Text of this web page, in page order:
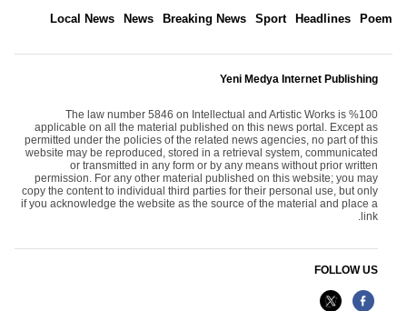
Poem
Headlines
Sport
Breaking News
News
Local News
Yeni Medya Internet Publishing
The law number 5846 on Intellectual and Artistic Works is %100
applicable on all the material published on this news portal. Except as
permitted under the policies of the related news agencies, no part of this
website may be reproduced, stored in a retrieval system, communicated
or transmitted in any form or by any means without prior written
permission. For any other material published on this website; you may
copy the content to individual third parties for their personal use, but only
if you acknowledge the website as the source of the material and place a
link.
FOLLOW US